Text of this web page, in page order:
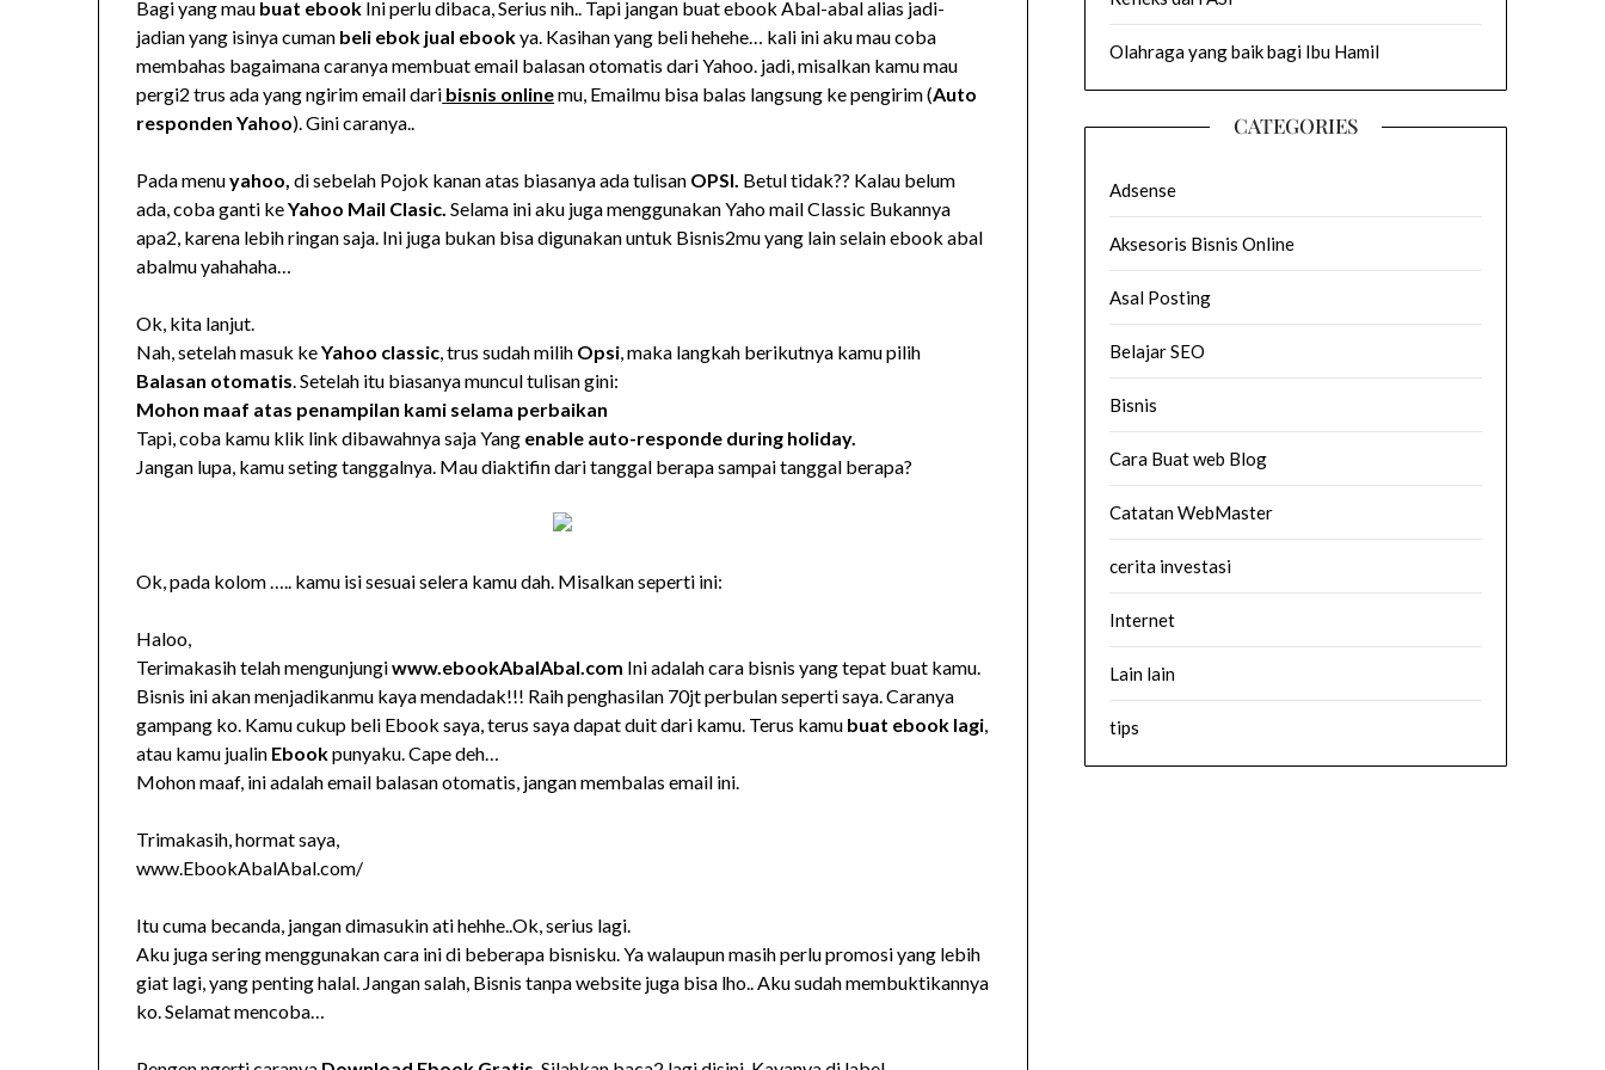
Bagi yang mau buat ebook Ini perlu dibaca, Serius nih.. Tapi jangan buat ebook Abal-abal alias jadi-
jadian yang isinya cuman beli ebok jual ebookya. Kasihan yang beli hehehe… kali ini aku mau coba
membahas bagaimana caranya membuat email balasan otomatis dari Yahoo. jadi, misalkan kamu mau
pergi2 trus ada yang ngirim email dari bisnis onlinemu, Emailmu bisa balas langsung ke pengirim (Auto
responden Yahoo). Gini caranya..
Pada menuyahoo, di sebelah Pojok kanan atas biasanya ada tulisan OPSI. Betul tidak?? Kalau belum
ada, coba ganti keYahoo Mail Clasic. Selama ini aku juga menggunakan Yaho mail Classic Bukannya
apa2, karena lebih ringan saja. Ini juga bukan bisa digunakan untuk Bisnis2mu yang lain selain ebook abal
abalmu yahahaha…
Ok, kita lanjut.
Nah, setelah masuk keYahoo classic, trus sudah milih Opsi, maka langkah berikutnya kamu pilih
Balasan otomatis. Setelah itu biasanya muncul tulisan gini:
Mohon maaf atas penampilan kami selama perbaikan
Tapi, coba kamu klik link dibawahnya saja Yang enable auto-responde during holiday.
Jangan lupa, kamu seting tanggalnya. Mau diaktifin dari tanggal berapa sampai tanggal berapa?
Ok, pada kolom ….. kamu isi sesuai selera kamu dah. Misalkan seperti ini:
Haloo,
Terimakasih telah mengunjungiwww.ebookAbalAbal.com Ini adalah cara bisnis yang tepat buat kamu.
Bisnis ini akan menjadikanmu kaya mendadak!!! Raih penghasilan 70jt perbulan seperti saya. Caranya
gampang ko. Kamu cukup beli Ebook saya, terus saya dapat duit dari kamu. Terus kamu buat ebook lagi,
atau kamu jualin Ebookpunyaku. Cape deh…
Mohon maaf, ini adalah email balasan otomatis, jangan membalas email ini.
Trimakasih, hormat saya,
www.EbookAbalAbal.com/
Itu cuma becanda, jangan dimasukin ati hehhe..Ok, serius lagi.
Aku juga sering menggunakan cara ini di beberapa bisnisku. Ya walaupun masih perlu promosi yang lebih
giat lagi, yang penting halal. Jangan salah, Bisnis tanpa website juga bisa lho.. Aku sudah membuktikannya
ko. Selamat mencoba…
Olahraga yang baik bagi Ibu Hamil
CATEGORIES
Adsense
Aksesoris Bisnis Online
Asal Posting
Belajar SEO
Bisnis
Cara Buat web Blog
Catatan WebMaster
cerita investasi
Internet
Lain lain
tips